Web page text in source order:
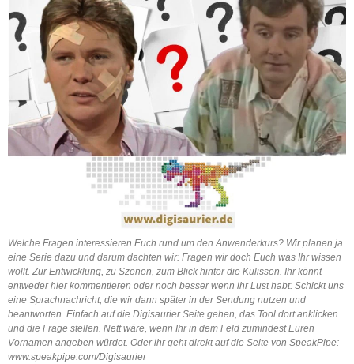
Welche Fragen interessieren Euch rund um den Anwenderkurs? Wir planen ja
eine Serie dazu und darum dachten wir: Fragen wir doch Euch was Ihr wissen
wollt. Zur Entwicklung, zu Szenen, zum Blick hinter die Kulissen. Ihr könnt
entweder hier kommentieren oder noch besser wenn ihr Lust habt: Schickt uns
eine Sprachnachricht, die wir dann später in der Sendung nutzen und
beantworten. Einfach auf die Digisaurier Seite gehen, das Tool dort anklicken
und die Frage stellen. Nett wäre, wenn Ihr in dem Feld zumindest Euren
Vornamen angeben würdet. Oder ihr geht direkt auf die Seite von SpeakPipe:
www.speakpipe.com/Digisaurier